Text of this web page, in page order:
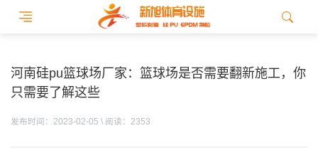
河南硅pu篮球场厂家：篮球场是否需要翻新施工，你
只需要了解这些
发布时间：2023-02-05 \ 阅读：2353